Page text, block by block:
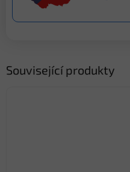
Související produkty